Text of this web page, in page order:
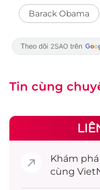
Barack Obama
Tin cùng
Khám phá
cùng